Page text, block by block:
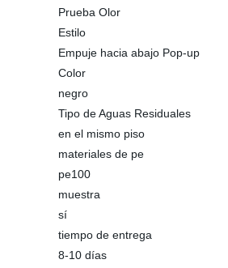
Prueba Olor
Estilo
Empuje hacia abajo Pop-up
Color
negro
Tipo de Aguas Residuales
en el mismo piso
materiales de pe
pe100
muestra
sí
tiempo de entrega
8-10 días